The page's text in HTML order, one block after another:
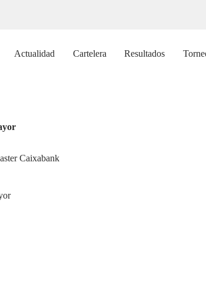
Actualidad Cartelera Resultados
Caixabank